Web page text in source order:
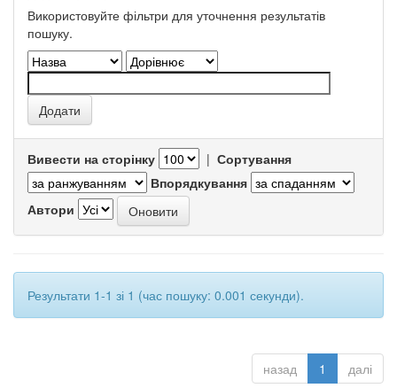
Використовуйте фільтри для уточнення результатів
пошуку.
Вивести на сторінку | Сортування
Впорядкування
Автори
Результати 1-1 зі 1 (час пошуку: 0.001 секунди).
назад 1 далі